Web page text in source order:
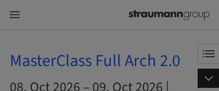
MasterClass Full Arch 2.0
08. Oct 2026 – 09. Oct 2026 |